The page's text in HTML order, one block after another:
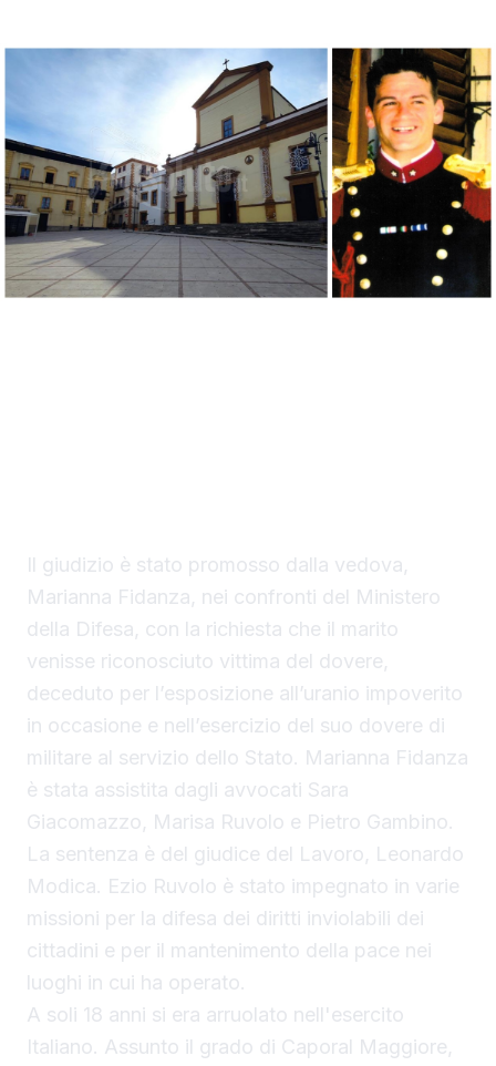
Il giudizio è stato promosso dalla vedova,
Marianna Fidanza, nei confronti del Ministero
della Difesa, con la richiesta che il marito
venisse riconosciuto vittima del dovere,
deceduto per l’esposizione all’uranio impoverito
in occasione e nell’esercizio del suo dovere di
militare al servizio dello Stato. Marianna Fidanza
è stata assistita dagli avvocati Sara
Giacomazzo, Marisa Ruvolo e Pietro Gambino.
La sentenza è del giudice del Lavoro, Leonardo
Modica. Ezio Ruvolo è stato impegnato in varie
missioni per la difesa dei diritti inviolabili dei
cittadini e per il mantenimento della pace nei
luoghi in cui ha operato.
A soli 18 anni si era arruolato nell'esercito
Italiano. Assunto il grado di Caporal Maggiore,